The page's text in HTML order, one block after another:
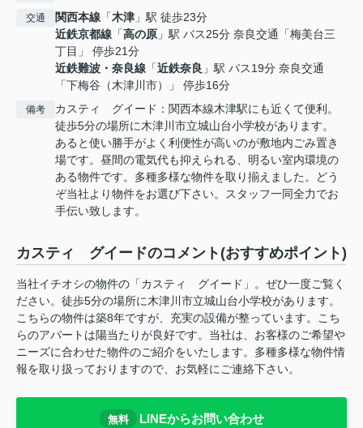
交通 関西本線 「木津 」駅 徒歩23分
近鉄京都線 「高の原 」駅 バス25分 奈良交通「梅美台三
丁目」 停歩21分
近鉄難波・奈良線 「近鉄奈良 」駅 バス19分 奈良交通
「下梅谷（木津川市）」 停歩16分
備考
カスティ グイード：関西本線木津駅にも近くて便利。
徒歩5分の場所に木津川市立城山台小学校があります。
あると使い勝手がよく利便性が高いのが敷地内ごみ置き
場です。昼間の電気代も抑えられる、明るい室内環境の
ある物件です。多種多様な物件を取り揃えました。どう
ぞ当社より物件をお選び下さい。スタッフ一同全力でお
手伝い致します。
カスティ グイードのコメント(おすすめポイント)
当社イチオシの物件の「カスティ グイード」。ぜひ一度ご覧く
ださい。徒歩5分の場所に木津川市立城山台小学校があります。
こちらの物件は築8年ですが、充実の設備が整っています。こち
らのアパートは陽当たりが良好です。当社は、お客様のご希望や
ニーズに合わせた物件のご紹介をいたします。多種多様な物件情
報を取り扱っておりますので、お気軽にご連絡下さい。
無料 LINEからお問い合わせ